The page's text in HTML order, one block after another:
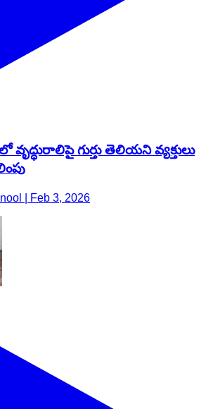
వృద్ధురాలిపై గుర్తు తెలియని వ్యక్తులు
| Feb 3, 2026